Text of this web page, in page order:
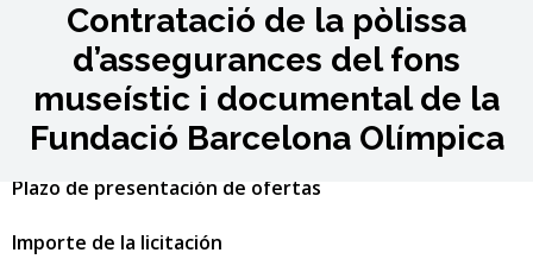
Clubs Centenarios
Barcelona Olímpica
Contratació de la pòlissa
d’assegurances del fons
museístic i documental de la
Fundació Barcelona Olímpica
Estado de la licitación
Resuelta
Plazo de presentación de ofertas
Importe de la licitación